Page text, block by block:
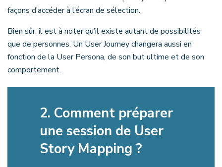
façons d’accéder à l’écran de sélection.
Bien sûr, il est à noter qu’il existe autant de possibilités
que de personnes. Un User Journey changera aussi en
fonction de la User Persona, de son but ultime et de son
comportement.
2. Comment préparer
une session de User
Story Mapping ?